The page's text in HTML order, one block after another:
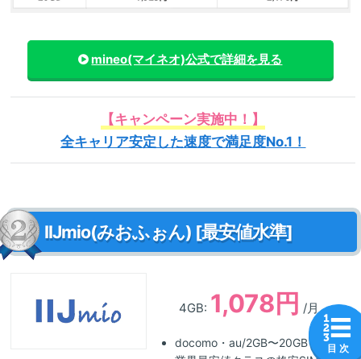
mineo(マイネオ)公式で詳細を見る
【キャンペーン実施中！】
全キャリア安定した速度で満足度No.1！
IIJmio(みおふぉん) [最安値水準]
4GB: 1,078円 /月
docomo・au/2GB〜20GB
目 次